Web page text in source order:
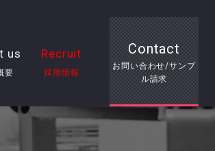
Contact
お問い合わせ/サンプ
ル請求
us
要
Recruit
採用情報